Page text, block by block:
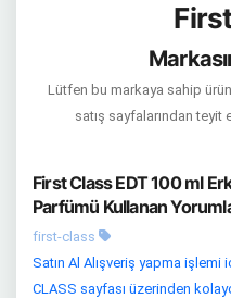
Lütfen bu markaya sahip
satış sayfalarından teyit
First Class EDT 100 ml
Parfümü Kullanan
first-class
Satın Al Alışveriş yapma işlemi
CLASS sayfası üzerinden